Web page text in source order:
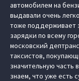
автомобилем на
выдавали очень
тоже поддерживает
зарядки по всему
московский
таксистов,
значительную часть
знаем, что уже есть